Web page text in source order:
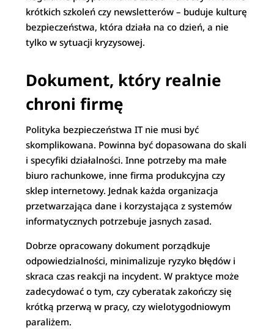
krótkich szkoleń czy newsletterów – buduje kulturę
bezpieczeństwa, która działa na co dzień, a nie
tylko w sytuacji kryzysowej.
Dokument, który realnie
chroni firmę
Polityka bezpieczeństwa IT nie musi być
skomplikowana. Powinna być dopasowana do skali
i specyfiki działalności. Inne potrzeby ma małe
biuro rachunkowe, inne firma produkcyjna czy
sklep internetowy. Jednak każda organizacja
przetwarzająca dane i korzystająca z systemów
informatycznych potrzebuje jasnych zasad.
Dobrze opracowany dokument porządkuje
odpowiedzialności, minimalizuje ryzyko błędów i
skraca czas reakcji na incydent. W praktyce może
zadecydować o tym, czy cyberatak zakończy się
krótką przerwą w pracy, czy wielotygodniowym
paraliżem.